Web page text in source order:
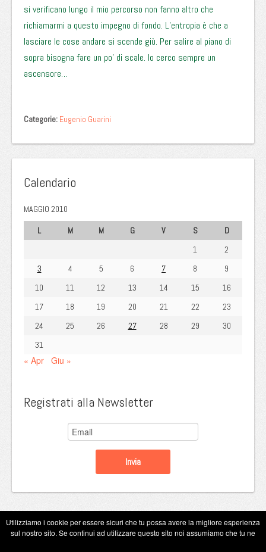
si verificano lungo il mio percorso non fanno altro che
richiamarmi a questo impegno di fondo. L’entropia è che a
lasciare le cose andare si scende giù. Per salire al piano di
sopra bisogna fare un po’ di scale. Io cerco sempre un
ascensore…
Categorie: Eugenio Guarini
Calendario
MAGGIO 2010
L
M M G V S
D
1
2
3
4 5 6 7 8
9
10
11 12 13 14 15
16
17
18 19 20 21 22
23
24
25 26 27 28 29
30
31
« Apr Giu »
Registrati alla Newsletter
Copyright Eugenio Guarini 2026
Utilizziamo i cookie per essere sicuri che tu possa avere la migliore esperienza
sul nostro sito. Se continui ad utilizzare questo sito noi assumiamo che tu ne